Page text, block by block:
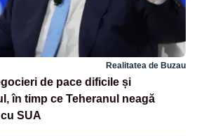
Realitatea de Buzau
de pace dificile și
în timp ce Teheranul neagă
SUA